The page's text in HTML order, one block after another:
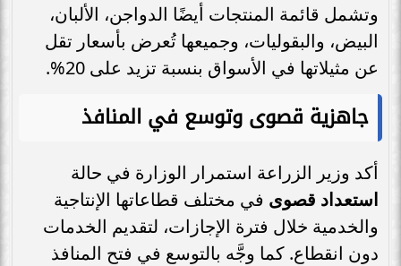
وتشمل قائمة المنتجات أيضًا الدواجن، الألبان،
البيض، والبقوليات، وجميعها تُعرض بأسعار تقل
عن مثيلاتها في الأسواق بنسبة تزيد على 20%.
جاهزية قصوى وتوسع في المنافذ
أكد وزير الزراعة استمرار الوزارة في حالة
استعداد قصوى في مختلف قطاعاتها الإنتاجية
والخدمية خلال فترة الإجازات، لتقديم الخدمات
دون انقطاع. كما وجَّه بالتوسع في فتح المنافذ